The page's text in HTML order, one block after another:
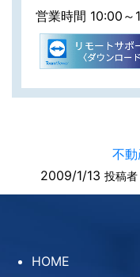
営業時間 10:00～
不
2009/1/13 投稿者
HOME